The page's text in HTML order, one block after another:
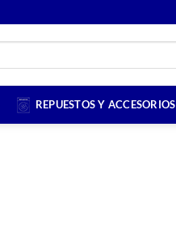
REPUESTOS Y ACCESORIOS